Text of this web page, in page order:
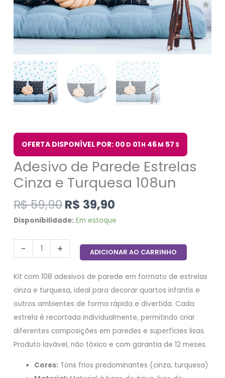
OFERTA DISPONÍVEL POR: 00 D 01H 46M 56 S
Adesivo de Parede Estrelas
Cinza e Turquesa 108un
R$59,90R$ 39,90
Disponibilidade: Em estoque
- + ADICIONAR AO CARRINHO
Kit com 108 adesivos de parede em formato de estrelas
cinza e turquesa, ideal para decorar quartos infantis e
outros ambientes de forma rápida e divertida. Cada
estrela é recortada individualmente, permitindo criar
diferentes composições em paredes e superfícies lisas.
Produto lavável, não tóxico e com garantia de 12 meses.
Cores: Tons frios predominantes (cinza, turquesa)